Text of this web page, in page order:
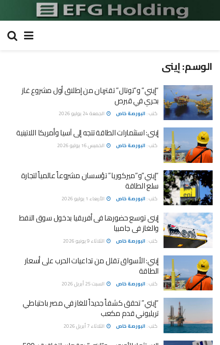
الوسم:إينى
“إيني” و”توتال” تقتربان من إطلاق أول مشروع غاز
بحري في قبرص
كتب : البورصة خاص الجمعة 24 يوليو 2026
إينى: استثمارات الطاقة تتجه إلى آسيا وأمريكا اللاتينية
كتب : البورصة خاص الخميس 16 يوليو 2026
“إيني”و”ميركوريا” تؤسسان مشروعاً عالمياً لتجارة
سلع الطاقة
كتب : البورصة خاص الأربعاء 1 يوليو 2026
إينى توسع حضورها فى أفريقيا بدخول سوق النفط
والغاز فى جامبيا
كتب : البورصة خاص الثلاثاء 9 يونيو 2026
إيني: الأسواق تقلل من تداعيات الحرب على أسعار
الطاقة
كتب : البورصة خاص السبت 25 أبريل 2026
“إيني” تحقق كشفاً جديداً للغاز في مصر باحتياطي
تريليوني قدم مكعب
كتب : البورصة خاص الثلاثاء 7 أبريل 2026